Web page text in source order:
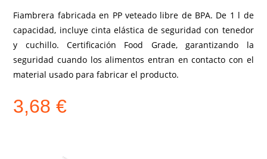
Fiambrera fabricada en PP veteado libre de BPA. De 1 l de
capacidad, incluye cinta elástica de seguridad con tenedor
y cuchillo. Certificación Food Grade, garantizando la
seguridad cuando los alimentos entran en contacto con el
material usado para fabricar el producto.
3,68€